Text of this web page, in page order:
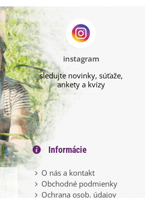
instagram
sledujte novinky, súťaže,
ankety a kvízy
Informácie
O nás a kontakt
Obchodné podmienky
Ochrana osob. údajov